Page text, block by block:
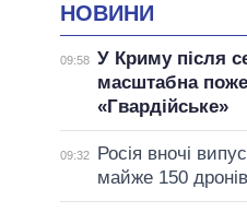
НОВИНИ
09:58 У Криму після
масштабна
«Гвардійське»
09:32
Росія вночі
майже 150